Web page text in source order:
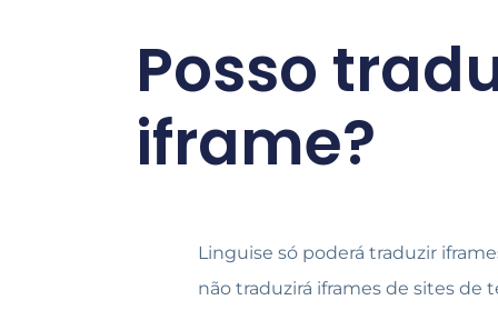
Posso
iframe?
Linguise só poderá traduzir
não traduzirá iframes de sites de